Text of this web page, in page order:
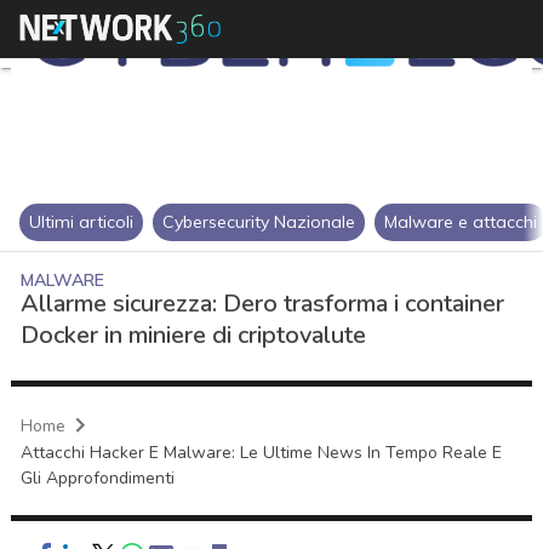
Ultimi articoli Cybersecurity Nazionale Malware e attacchi
MALWARE
Allarme sicurezza: Dero trasforma i container
Docker in miniere di criptovalute
Home
Attacchi Hacker E Malware: Le Ultime News In Tempo Reale E
Gli Approfondimenti